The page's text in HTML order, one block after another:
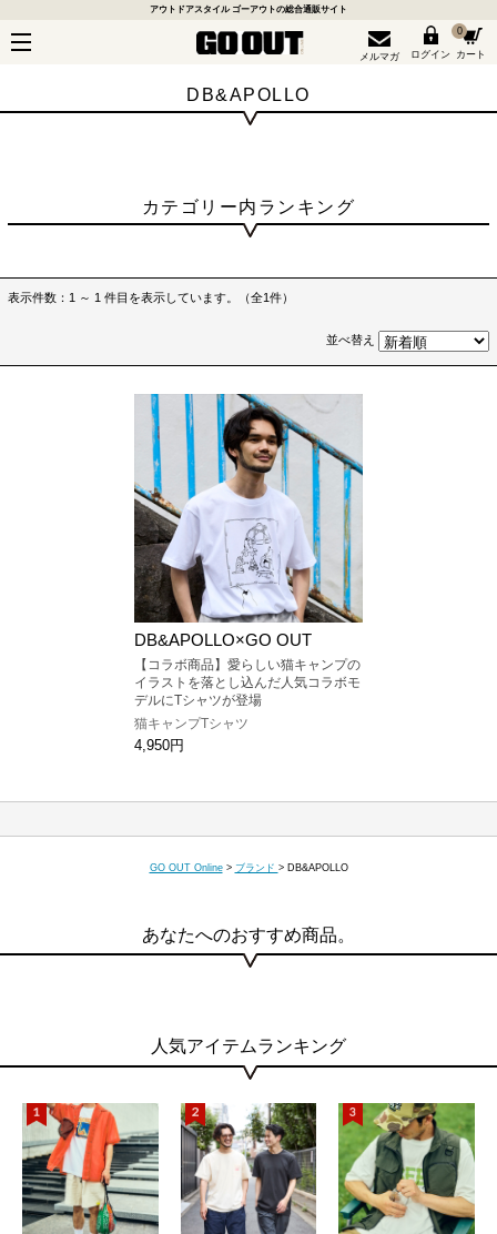
アウトドアスタイル ゴーアウトの総合通販サイト
メルマガ ログイン
0
カート
DB&APOLLO
カテゴリー内ランキング
表示件数：1 ～ 1 件目を表示しています。（全1件）
並べ替え
DB&APOLLO×GO OUT
【コラボ商品】愛らしい猫キャンプの
イラストを落とし込んだ人気コラボモ
デルにTシャツが登場
猫キャンプTシャツ
4,950円
GO OUT Online > ブランド > DB&APOLLO
あなたへのおすすめ商品。
人気アイテムランキング